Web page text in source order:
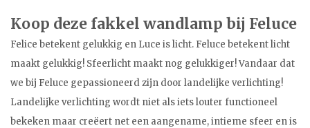
Koop deze fakkel wandlamp bij Feluce
Felice betekent gelukkig en Luce is licht. Feluce betekent licht
maakt gelukkig! Sfeerlicht maakt nog gelukkiger! Vandaar dat
we bij Feluce gepassioneerd zijn door landelijke verlichting!
Landelijke verlichting wordt niet als iets louter functioneel
bekeken maar creëert net een aangename, intieme sfeer en is